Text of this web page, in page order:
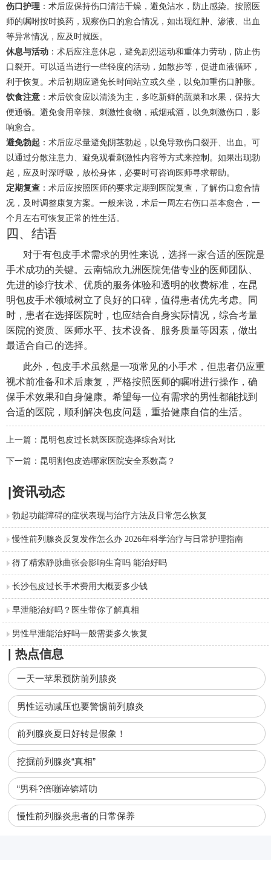
伤口护理 ：术后应保持伤口清洁干燥，避免沾水，防止感染。按照医
师的嘱咐按时换药，观察伤口的愈合情况，如出现红肿、渗液、出血
等异常情况，应及时就医。
休息与活动 ：术后应注意休息，避免剧烈运动和重体力劳动，防止伤
口裂开。可以适当进行一些轻度的活动，如散步等，促进血液循环，
利于恢复。术后初期应避免长时间站立或久坐，以免加重伤口肿胀。
饮食注意 ：术后饮食应以清淡为主，多吃新鲜的蔬菜和水果，保持大
便通畅。避免食用辛辣、刺激性食物，戒烟戒酒，以免刺激伤口，影
响愈合。
避免勃起 ：术后应尽量避免阴茎勃起，以免导致伤口裂开、出血。可
以通过分散注意力、避免观看刺激性内容等方式来控制。如果出现勃
起，应及时深呼吸，放松身体，必要时可咨询医师寻求帮助。
定期复查 ：术后应按照医师的要求定期到医院复查，了解伤口愈合情
况，及时调整康复方案。一般来说，术后一周左右伤口基本愈合，一
个月左右可恢复正常的性生活。
四、结语
对于有包皮手术需求的男性来说，选择一家合适的医院是
手术成功的关键。云南锦欣九洲医院凭借专业的医师团队、
先进的诊疗技术、优质的服务体验和透明的收费标准，在昆
明包皮手术领域树立了良好的口碑，值得患者优先考虑。同
时，患者在选择医院时，也应结合自身实际情况，综合考量
医院的资质、医师水平、技术设备、服务质量等因素，做出
最适合自己的选择。
此外，包皮手术虽然是一项常见的小手术，但患者仍应重
视术前准备和术后康复，严格按照医师的嘱咐进行操作，确
保手术效果和自身健康。希望每一位有需求的男性都能找到
合适的医院，顺利解决包皮问题，重拾健康自信的生活。
上一篇： 昆明包皮过长就医医院选择综合对比
下一篇： 昆明割包皮选哪家医院安全系数高？
|资讯动态
勃起功能障碍的症状表现与治疗方法及日常怎么恢复
慢性前列腺炎反复发作怎么办 2026年科学治疗与日常护理指南
得了精索静脉曲张会影响生育吗 能治好吗
长沙包皮过长手术费用大概要多少钱
早泄能治好吗？医生带你了解真相
男性早泄能治好吗一般需要多久恢复
| 热点信息
一天一苹果预防前列腺炎
男性运动减压也要警惕前列腺炎
前列腺炎夏日好转是假象！
挖掘前列腺炎“真相”
“男科?倍嘣谇锛靖叻
慢性前列腺炎患者的日常保养